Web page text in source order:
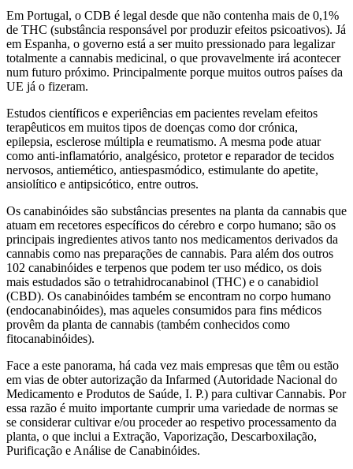
Em Portugal, o CDB é legal desde que não contenha mais de 0,1%
de THC (substância responsável por produzir efeitos psicoativos). Já
em Espanha, o governo está a ser muito pressionado para legalizar
totalmente a cannabis medicinal, o que provavelmente irá acontecer
num futuro próximo. Principalmente porque muitos outros países da
UE já o fizeram.
Estudos científicos e experiências em pacientes revelam efeitos
terapêuticos em muitos tipos de doenças como dor crónica,
epilepsia, esclerose múltipla e reumatismo. A mesma pode atuar
como anti-inflamatório, analgésico, protetor e reparador de tecidos
nervosos, antiemético, antiespasmódico, estimulante do apetite,
ansiolítico e antipsicótico, entre outros.
Os canabinóides são substâncias presentes na planta da cannabis que
atuam em recetores específicos do cérebro e corpo humano; são os
principais ingredientes ativos tanto nos medicamentos derivados da
cannabis como nas preparações de cannabis. Para além dos outros
102 canabinóides e terpenos que podem ter uso médico, os dois
mais estudados são o tetrahidrocanabinol (THC) e o canabidiol
(CBD). Os canabinóides também se encontram no corpo humano
(endocanabinóides), mas aqueles consumidos para fins médicos
provêm da planta de cannabis (também conhecidos como
fitocanabinóides).
Face a este panorama, há cada vez mais empresas que têm ou estão
em vias de obter autorização da Infarmed (Autoridade Nacional do
Medicamento e Produtos de Saúde, I. P.) para cultivar Cannabis. Por
essa razão é muito importante cumprir uma variedade de normas se
se considerar cultivar e/ou proceder ao respetivo processamento da
planta, o que inclui a Extração, Vaporização, Descarboxilação,
Purificação e Análise de Canabinóides.